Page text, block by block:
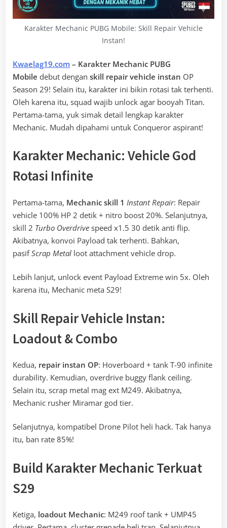
Karakter Mechanic PUBG Mobile: Skill Repair Vehicle
Instan!
Kwaelag19.com – Karakter Mechanic PUBG
Mobile debut dengan skill repair vehicle instan OP
Season 29! Selain itu, karakter ini bikin rotasi tak terhenti.
Oleh karena itu, squad wajib unlock agar booyah Titan.
Pertama-tama, yuk simak detail lengkap karakter
Mechanic. Mudah dipahami untuk Conqueror aspirant!
Karakter Mechanic: Vehicle God
Rotasi Infinite
Pertama-tama, Mechanic skill 1 Instant Repair: Repair
vehicle 100% HP 2 detik + nitro boost 20%. Selanjutnya,
skill 2 Turbo Overdrive speed x1.5 30 detik anti flip.
Akibatnya, konvoi Payload tak terhenti. Bahkan,
pasifScrap Metal loot attachment vehicle drop.
Lebih lanjut, unlock event Payload Extreme win 5x. Oleh
karena itu, Mechanic meta S29!
Skill Repair Vehicle Instan:
Loadout & Combo
Kedua, repair instan OP: Hoverboard + tank T-90 infinite
durability. Kemudian, overdrive buggy flank ceiling.
Selain itu, scrap metal mag ext M249. Akibatnya,
Mechanic rusher Miramar god tier.
Selanjutnya, kompatibel Drone Pilot heli hack. Tak hanya
itu, ban rate 85%!
Build Karakter Mechanic Terkuat
S29
Ketiga, loadout Mechanic: M249 roof tank + UMP45